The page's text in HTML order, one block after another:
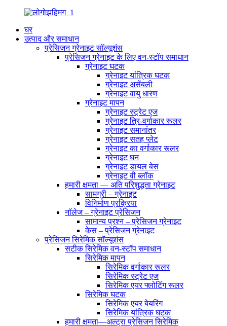
घर
उत्पाद और समाधान
प्रेसिजन ग्रेनाइट सॉल्यूशंस
प्रेसिजन ग्रेनाइट के लिए वन-स्टॉप समाधान
ग्रेनाइट घटक
ग्रेनाइट यांत्रिक घटक
ग्रेनाइट असेंबली
ग्रेनाइट वायु धारण
ग्रेनाइट मापन
ग्रेनाइट स्ट्रेट एज
ग्रेनाइट त्रि-वर्गाकार रूलर
ग्रेनाइट समानांतर
ग्रेनाइट सतह प्लेट
ग्रेनाइट का वर्गाकार रूलर
ग्रेनाइट घन
ग्रेनाइट डायल बेस
ग्रेनाइट वी ब्लॉक
हमारी क्षमता — अति परिशुद्धता ग्रेनाइट
सामग्री – ग्रेनाइट
विनिर्माण प्रक्रिया
नॉलेज – ग्रेनाइट प्रेसिजन
सामान्य प्रश्न – प्रेसिजन ग्रेनाइट
केस – प्रेसिजन ग्रेनाइट
प्रेसिजन सिरेमिक सॉल्यूशंस
सटीक सिरेमिक वन-स्टॉप समाधान
सिरेमिक मापन
सिरेमिक वर्गाकार रूलर
सिरेमिक स्ट्रेट एज
सिरेमिक एयर फ्लोटिंग रूलर
सिरेमिक घटक
सिरेमिक एयर बेयरिंग
सिरेमिक यांत्रिक घटक
हमारी क्षमता—अल्ट्रा प्रेसिजन सिरेमिक